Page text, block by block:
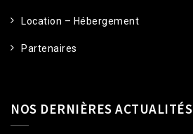
Location – Hébergement
Partenaires
NOS DERNIÈRES ACTUALITÉS